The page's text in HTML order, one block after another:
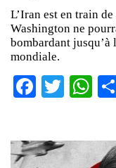
L’Iran est en train
Washington ne
bombardant
mondiale.